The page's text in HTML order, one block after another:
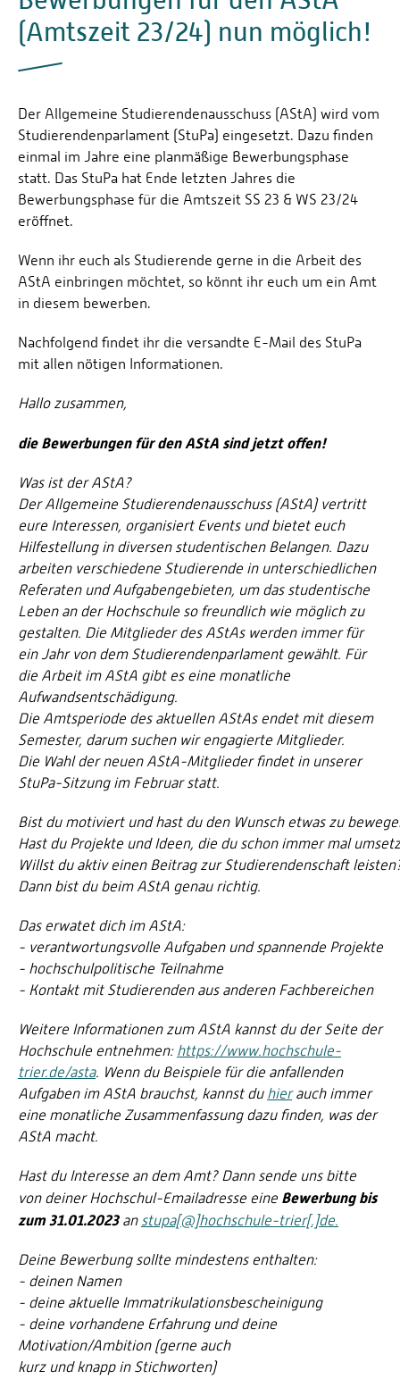
(Amtszeit 23/24) nun möglich!
Der Allgemeine Studierendenausschuss (AStA) wird vom
Studierendenparlament (StuPa) eingesetzt. Dazu finden
einmal im Jahre eine planmäßige Bewerbungsphase
statt. Das StuPa hat Ende letzten Jahres die
Bewerbungsphase für die Amtszeit SS 23 & WS 23/24
eröffnet.
Wenn ihr euch als Studierende gerne in die Arbeit des
AStA einbringen möchtet, so könnt ihr euch um ein Amt
in diesem bewerben.
Nachfolgend findet ihr die versandte E-Mail des StuPa
mit allen nötigen Informationen.
Hallo zusammen,
die Bewerbungen für den AStA sind jetzt offen!
Was ist der AStA?
Der Allgemeine Studierendenausschuss (AStA) vertritt
eure Interessen, organisiert Events und bietet euch
Hilfestellung in diversen studentischen Belangen. Dazu
arbeiten verschiedene Studierende in unterschiedlichen
Referaten und Aufgabengebieten, um das studentische
Leben an der Hochschule so freundlich wie möglich zu
gestalten. Die Mitglieder des AStAs werden immer für
ein Jahr von dem Studierendenparlament gewählt. Für
die Arbeit im AStA gibt es eine monatliche
Aufwandsentschädigung.
Die Amtsperiode des aktuellen AStAs endet mit diesem
Semester, darum suchen wir engagierte Mitglieder.
Die Wahl der neuen AStA-Mitglieder findet in unserer
StuPa-Sitzung im Februar statt.
Bist du motiviert und hast du den Wunsch etwas zu
Hast du Projekte und Ideen, die du schon immer mal
Willst du aktiv einen Beitrag zur Studierendenschaft
Dann bist du beim AStA genau richtig.
Das erwatet dich im AStA:
- verantwortungsvolle Aufgaben und spannende Projekte
- hochschulpolitische Teilnahme
- Kontakt mit Studierenden aus anderen Fachbereichen
Weitere Informationen zum AStA kannst du der Seite der
Hochschule entnehmen: https://www.hochschule-
trier.de/asta. Wenn du Beispiele für die anfallenden
Aufgaben im AStA brauchst, kannst du hierauch immer
eine monatliche Zusammenfassung dazu finden, was der
AStA macht.
Hast du Interesse an dem Amt? Dann sende uns bitte
von deiner Hochschul-Emailadresse eine Bewerbung bis
zum 31.01.2023an stupa[@]hochschule-trier[.]de.
Deine Bewerbung sollte mindestens enthalten:
- deinen Namen
- deine aktuelle Immatrikulationsbescheinigung
- deine vorhandene Erfahrung und deine
Motivation/Ambition (gerne auch
kurz und knapp in Stichworten)